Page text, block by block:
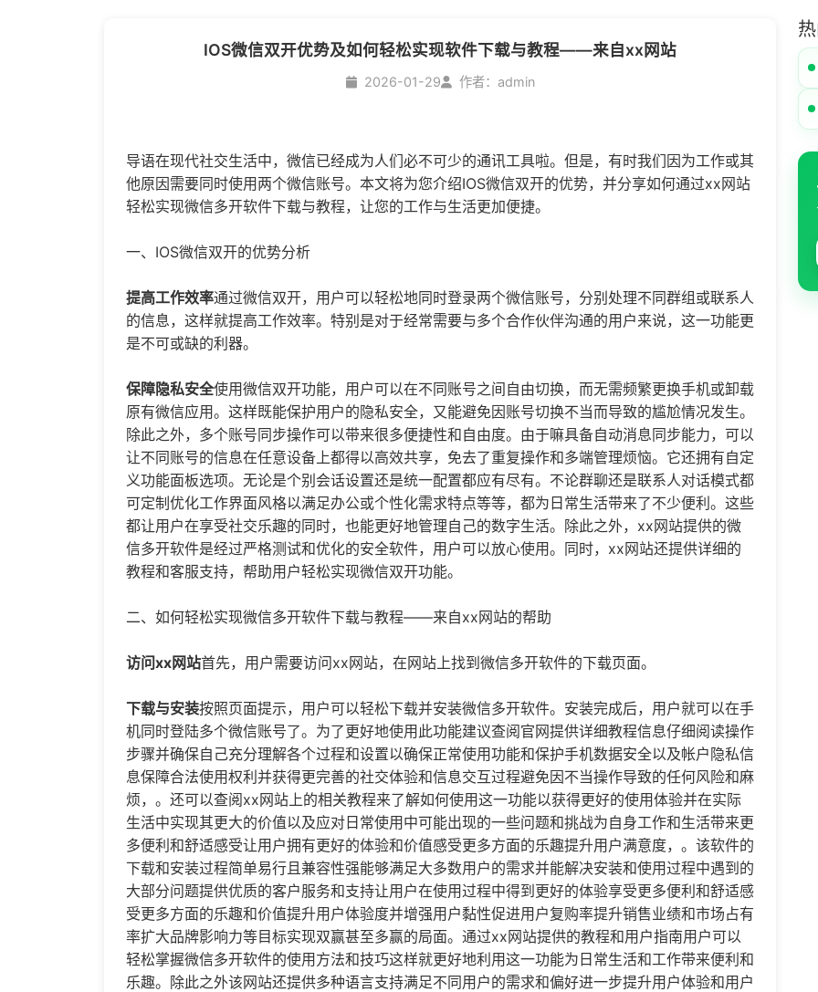
IOS微信双开优势及如何轻松实现软件下载与教程——来自xx网站
2026-01-29 作者：admin
导语在现代社交生活中，微信已经成为人们必不可少的通讯工具啦。但是，有时我们因为工作或其
他原因需要同时使用两个微信账号。本文将为您介绍IOS微信双开的优势，并分享如何通过xx网站
轻松实现微信多开软件下载与教程，让您的工作与生活更加便捷。
一、IOS微信双开的优势分析
提高工作效率通过微信双开，用户可以轻松地同时登录两个微信账号，分别处理不同群组或联系人
的信息，这样就提高工作效率。特别是对于经常需要与多个合作伙伴沟通的用户来说，这一功能更
是不可或缺的利器。
保障隐私安全使用微信双开功能，用户可以在不同账号之间自由切换，而无需频繁更换手机或卸载
原有微信应用。这样既能保护用户的隐私安全，又能避免因账号切换不当而导致的尴尬情况发生。
除此之外，多个账号同步操作可以带来很多便捷性和自由度。由于嘛具备自动消息同步能力，可以
让不同账号的信息在任意设备上都得以高效共享，免去了重复操作和多端管理烦恼。它还拥有自定
义功能面板选项。无论是个别会话设置还是统一配置都应有尽有。不论群聊还是联系人对话模式都
可定制优化工作界面风格以满足办公或个性化需求特点等等，都为日常生活带来了不少便利。这些
都让用户在享受社交乐趣的同时，也能更好地管理自己的数字生活。除此之外，xx网站提供的微
信多开软件是经过严格测试和优化的安全软件，用户可以放心使用。同时，xx网站还提供详细的
教程和客服支持，帮助用户轻松实现微信双开功能。
二、如何轻松实现微信多开软件下载与教程——来自xx网站的帮助
访问xx网站首先，用户需要访问xx网站，在网站上找到微信多开软件的下载页面。
下载与安装按照页面提示，用户可以轻松下载并安装微信多开软件。安装完成后，用户就可以在手
机同时登陆多个微信账号了。为了更好地使用此功能建议查阅官网提供详细教程信息仔细阅读操作
步骤并确保自己充分理解各个过程和设置以确保正常使用功能和保护手机数据安全以及帐户隐私信
息保障合法使用权利并获得更完善的社交体验和信息交互过程避免因不当操作导致的任何风险和麻
烦，。还可以查阅xx网站上的相关教程来了解如何使用这一功能以获得更好的使用体验并在实际
生活中实现其更大的价值以及应对日常使用中可能出现的一些问题和挑战为自身工作和生活带来更
多便利和舒适感受让用户拥有更好的体验和价值感受更多方面的乐趣提升用户满意度，。该软件的
下载和安装过程简单易行且兼容性强能够满足大多数用户的需求并能解决安装和使用过程中遇到的
大部分问题提供优质的客户服务和支持让用户在使用过程中得到更好的体验享受更多便利和舒适感
受更多方面的乐趣和价值提升用户体验度并增强用户黏性促进用户复购率提升销售业绩和市场占有
率扩大品牌影响力等目标实现双赢甚至多赢的局面。通过xx网站提供的教程和用户指南用户可以
轻松掌握微信多开软件的使用方法和技巧这样就更好地利用这一功能为日常生活和工作带来便利和
乐趣。除此之外该网站还提供多种语言支持满足不同用户的需求和偏好进一步提升用户体验和用户